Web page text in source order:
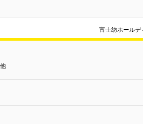
富士紡ホールデ